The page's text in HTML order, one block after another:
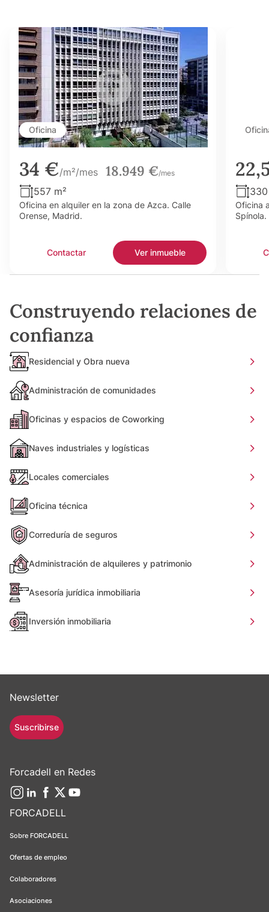
Oficina
34 €/m²/mes 18.949 €/mes
557 m²
Oficina en alquiler en la zona de Azca. Calle
Orense, Madrid.
Contactar Ver inmueble
Oficina
Spínola.
Construyendo relaciones de
confianza
Residencial y Obra nueva
Administración de comunidades
Oficinas y espacios de Coworking
Naves industriales y logísticas
Locales comerciales
Oficina técnica
Correduría de seguros
Administración de alquileres y patrimonio
Asesoría jurídica inmobiliaria
Inversión inmobiliaria
FORCADELL
Sobre FORCADELL
Ofertas de empleo
Colaboradores
Asociaciones
Newsletter
Suscribirse
Forcadell en Redes